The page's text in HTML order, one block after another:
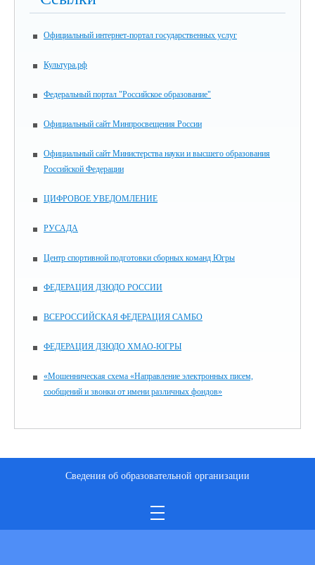
Официальный интернет-портал государственных услуг
Культура.рф
Федеральный портал "Российское образование"
Официальный сайт Минпросвещения России
Официальный сайт Министерства науки и высшего образования
Российской Федерации
ЦИФРОВОЕ УВЕДОМЛЕНИЕ
РУСАДА
Центр спортивной подготовки сборных команд Югры
ФЕДЕРАЦИЯ ДЗЮДО РОССИИ
ВСЕРОССИЙСКАЯ ФЕДЕРАЦИЯ САМБО
ФЕДЕРАЦИЯ ДЗЮДО ХМАО-ЮГРЫ
«Мошенническая схема «Направление электронных писем,
сообщений и звонки от имени различных фондов»
Сведения об образовательной организации